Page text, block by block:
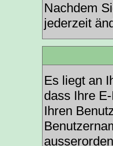
Nachdem
jederzeit
Es liegt an
dass Ihre
Ihren